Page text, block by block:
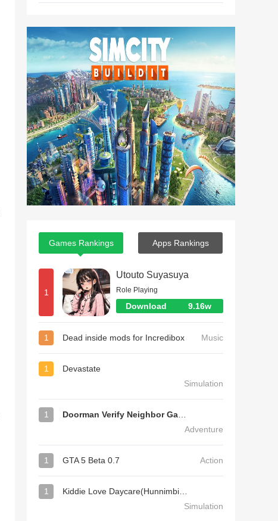
Games Rankings Apps Rankings
1
Utouto Suyasuya
Role Playing
Download 9.16w
1 Dead inside mods for Incredibox Music
1
Devastate
Simulation
1
Adventure
1 GTA 5 Beta 0.7 Action
1
Simulation